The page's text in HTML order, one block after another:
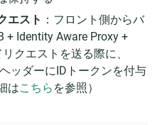
エスト ：フロント側からバ
+ Identity Aware Proxy +
クエストを送る際に、
ッダーにIDトークンを付与
はこちら を参照）